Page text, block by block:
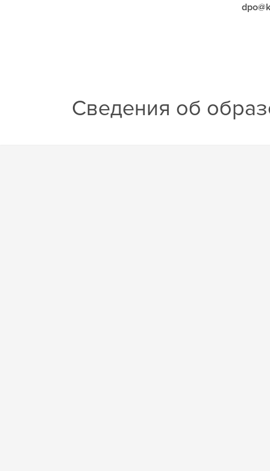
Сведения об